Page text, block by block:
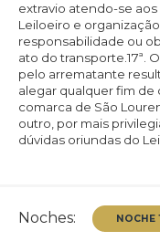
extravio atendo-se
Leiloeiro e
responsabilidade ou
ato do transporte.17ª.
pelo arrematante
alegar qualquer fim
comarca de São
outro, por mais
dúvidas oriundas do
Noches: